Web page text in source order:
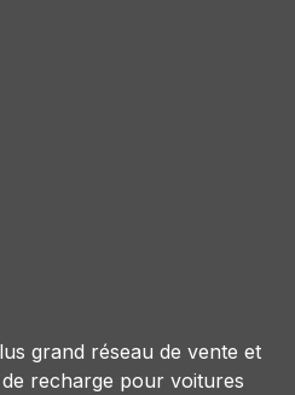
grand réseau de vente et
recharge pour voitures